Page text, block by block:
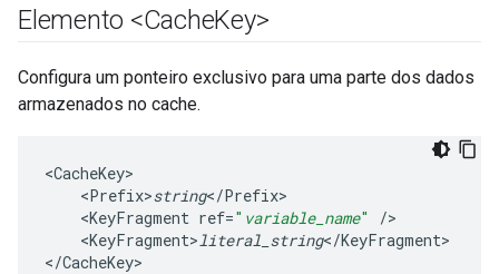
Elemento <CacheKey>
Configura um ponteiro exclusivo para uma parte dos dados
armazenados no cache.
<CacheKey
<Prefix>string</Prefix
<KeyFragment ref=" variable_name" /
<KeyFragment>literal_string</KeyFragment>
</CacheKey>